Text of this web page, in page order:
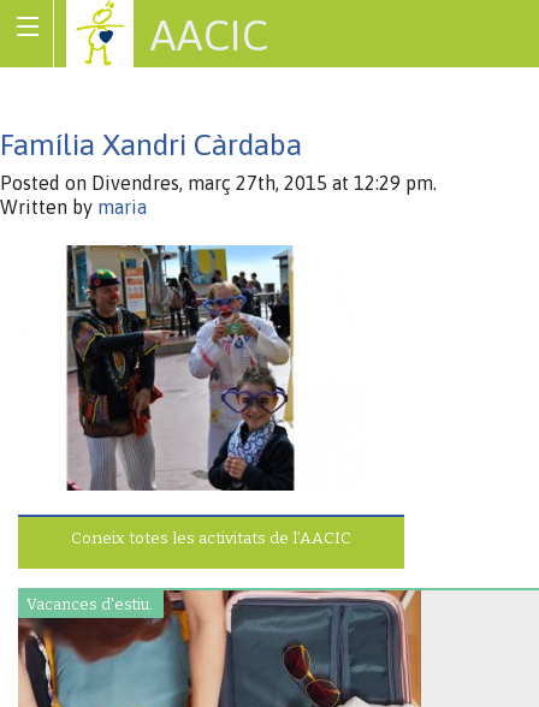
AACIC
Família Xandri Càrdaba
Posted on Divendres, març 27th, 2015 at 12:29 pm.
Written by maria
Coneix totes les activitats de l’AACIC
Vacances d'estiu.